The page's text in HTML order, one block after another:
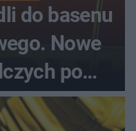
do basenu
Nowe
po
akcji